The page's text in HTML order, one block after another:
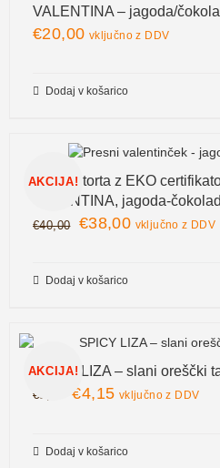
VALENTINA – jagoda/
€20,00 vključno z DDV
Dodaj v košarico
AKCIJA!
Presna torta z EKO
VALENTINA, jagoda-
€40,00 €38,00 vključno z DDV
Dodaj v košarico
AKCIJA!
SPICY LIZA – slani oreščki
€5,00 €4,15 vključno z DDV
Dodaj v košarico